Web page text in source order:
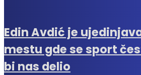
Edin Avdić je
mestu gde se sport
bi nas delio